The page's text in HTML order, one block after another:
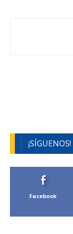
¡SÍGUENOS!